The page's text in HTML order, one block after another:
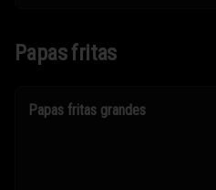
Papas fritas
Papas fritas grandes